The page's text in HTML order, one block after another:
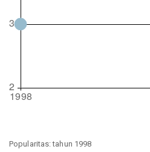
Popularitas: tahun 1998